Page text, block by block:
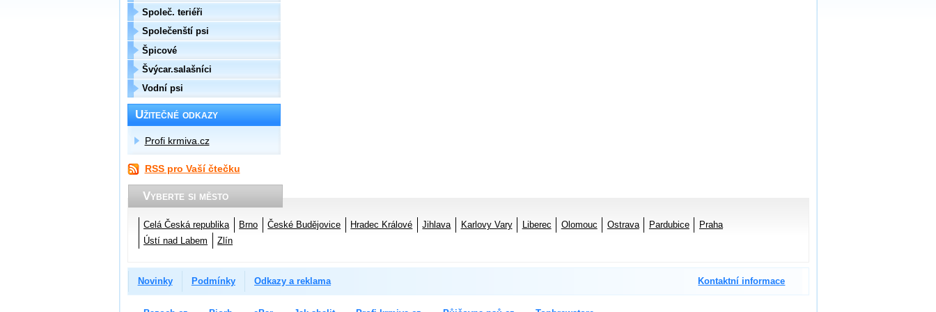
Společ. teriéři
Společenští psi
Špicové
Švýcar.salašníci
Vodní psi
Užitečné odkazy
Profi krmiva.cz
RSS pro Vaší čtečku
Vyberte si město
Celá Česká republika Brno České Budějovice Hradec Králové Jihlava Karlovy Vary Liberec Olomouc Ostrava Pardubice
Praha
Ústí nad Labem
Zlín
Novinky Podmínky Odkazy a reklama Kontaktní informace